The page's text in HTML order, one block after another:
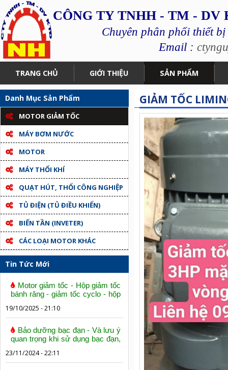
CÔNG TY TNHH - TM -
Chuyên phân phối thiết
Email :
TRANG CHỦ GIỚI THIỆU SẢN PHẨM
Danh Mục Sản Phẩm
MOTOR GIẢM TỐC
MÁY BƠM NƯỚC
MOTOR
MÁY THỔI KHÍ
QUẠT HÚT, THỔI CÔNG NGHIỆP
TỦ ĐIỆN (TỦ ĐIỀU KHIỂN)
BIẾN TẦN (INVETER)
CÁC LOẠI MOTOR KHÁC
Tin Tức Mới
Motor giảm tốc - Hộp giảm tốc
bánh răng - giảm tốc cyclo - hộp
19/10/2025 - 21:10
Bảo dưỡng bạc đạn - Và lưu ý
quan trọng khi sử dụng bạc đạn,
23/11/2024 - 22:11
GIẢM TỐC